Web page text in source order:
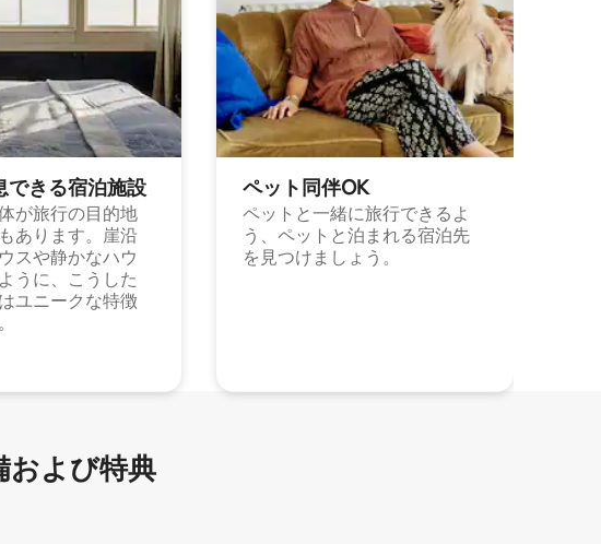
で⁠き⁠る宿⁠泊施⁠設
が旅行の目的地
あります。崖沿
スや静かなハウ
うに、こうした
ユニークな特徴
ペット同⁠伴OK
ペットと一緒に旅行できるよ
う、ペットと泊まれる宿泊先
を見つけましょう。
および特⁠典